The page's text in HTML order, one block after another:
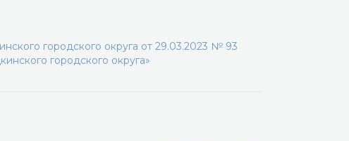
городского округа от 29.03.2023 № 93
городского округа»